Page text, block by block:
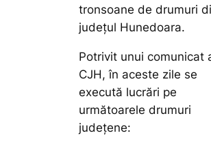
tronsoane de drumuri
județul Hunedoara.
Potrivit unui comunicat
CJH, în aceste zile se
execută lucrări pe
următoarele drumuri
județene: